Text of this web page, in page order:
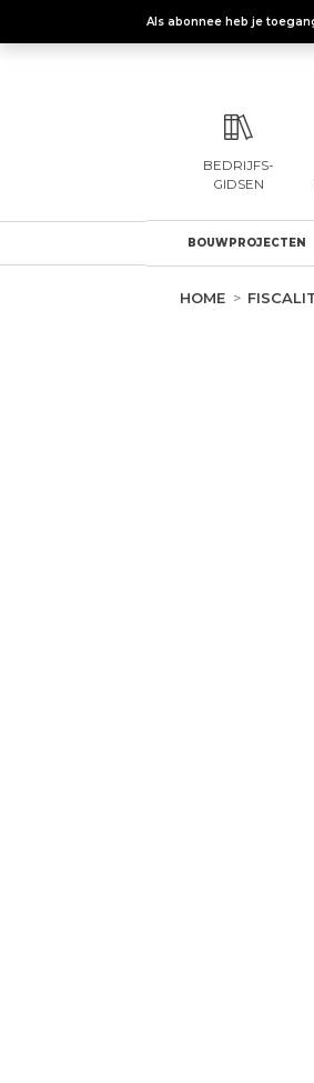
Als abonnee heb je
BEDRIJFS-
GIDSEN
BOUWPROJECTEN
HOME